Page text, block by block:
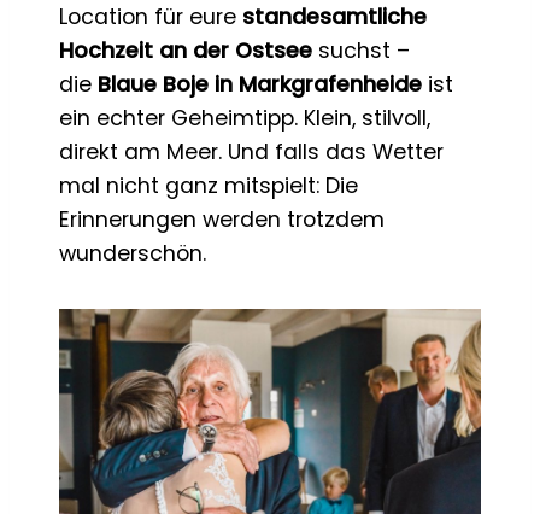
Location für eure standesamtliche
Hochzeit an der Ostsee suchst –
die Blaue Boje in Markgrafenheide ist
ein echter Geheimtipp. Klein, stilvoll,
direkt am Meer. Und falls das Wetter
mal nicht ganz mitspielt: Die
Erinnerungen werden trotzdem
wunderschön.